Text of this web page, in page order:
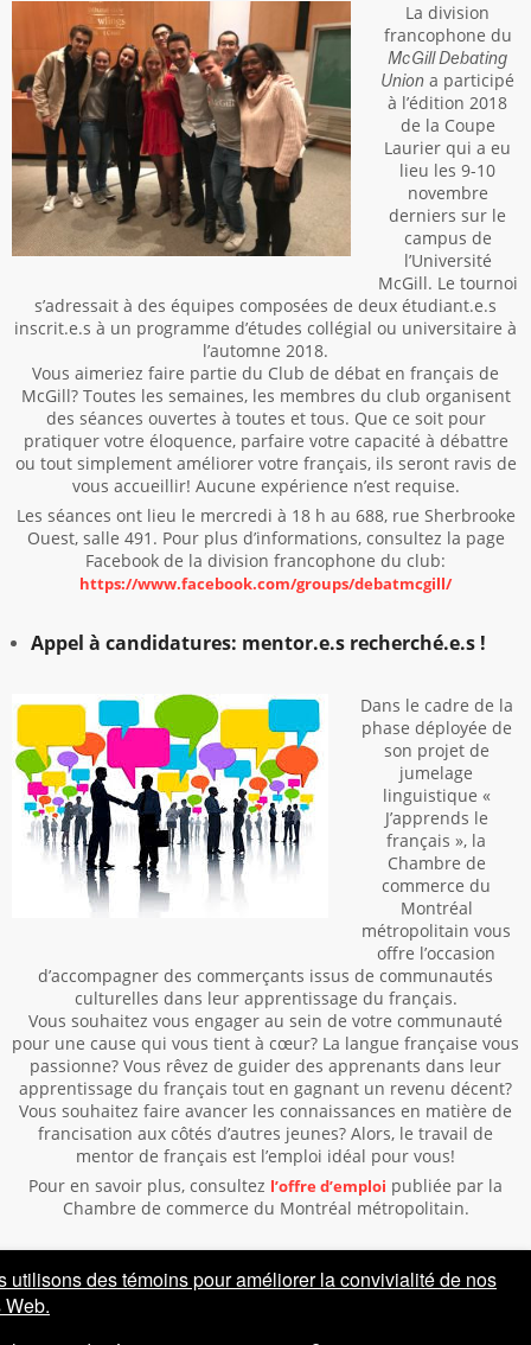
La division
francophone du
McGill Debating
Union a participé
à l’édition 2018
de la Coupe
Laurier qui a eu
lieu les 9-10
novembre
derniers sur le
campus de
l’Université
McGill. Le tournoi
s’adressait à des équipes composées de deux étudiant.e.s
inscrit.e.s à un programme d’études collégial ou universitaire à
l’automne 2018.
Vous aimeriez faire partie du Club de débat en français de
McGill? Toutes les semaines, les membres du club organisent
des séances ouvertes à toutes et tous. Que ce soit pour
pratiquer votre éloquence, parfaire votre capacité à débattre
ou tout simplement améliorer votre français, ils seront ravis de
vous accueillir! Aucune expérience n’est requise.
Les séances ont lieu le mercredi à 18 h au 688, rue Sherbrooke
Ouest, salle 491. Pour plus d’informations, consultez la page
Facebook de la division francophone du club:
https://www.facebook.com/groups/debatmcgill/
Appel à candidatures: mentor.e.s recherché.e.s !
Dans le cadre de la
phase déployée de
son projet de
jumelage
linguistique «
J’apprends le
français », la
Chambre de
commerce du
Montréal
métropolitain vous
offre l’occasion
d’accompagner des commerçants issus de communautés
culturelles dans leur apprentissage du français.
Vous souhaitez vous engager au sein de votre communauté
pour une cause qui vous tient à cœur? La langue française vous
passionne? Vous rêvez de guider des apprenants dans leur
apprentissage du français tout en gagnant un revenu décent?
Vous souhaitez faire avancer les connaissances en matière de
francisation aux côtés d’autres jeunes? Alors, le travail de
mentor de français est l’emploi idéal pour vous!
Pour en savoir plus, consultez l’offre d’emploi publiée par la
Chambre de commerce du Montréal métropolitain.
Vous voulez lancer un nouveau club? Vous souhaitez recruter
au sein de la communauté mcgilloise? Vous avez un concours à
proposer? Contactez-nous:
utilisons des témoins pour améliorer la convivialité de nos